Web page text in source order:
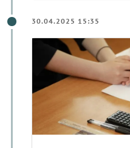
30.04.2025 15:35